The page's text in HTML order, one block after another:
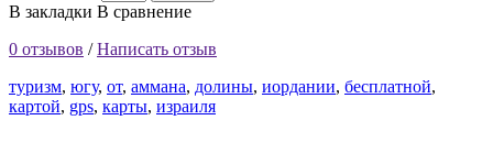
В закладки В сравнение
0 отзывов /Написать отзыв
туризм, югу, от, аммана, долины, иордании, бесплатной,
картой, gps, карты, израиля